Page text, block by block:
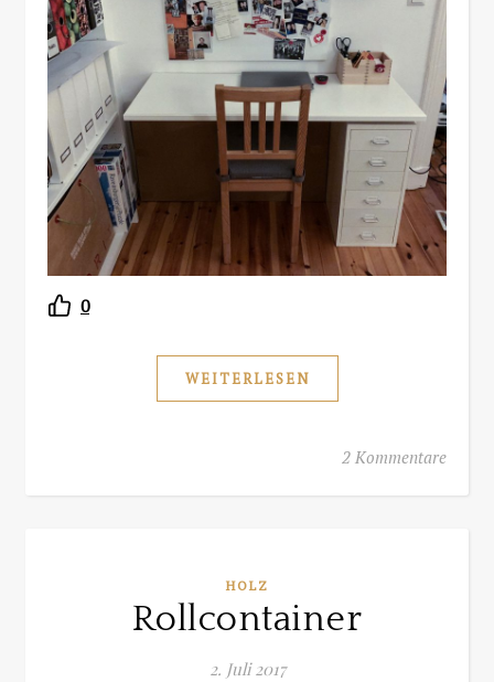
0
WEITERLESEN
2 Kommentare
HOLZ
Rollcontainer
2. Juli 2017